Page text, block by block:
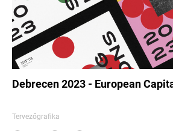
Debrecen 2023 - European
Tervezőgrafika